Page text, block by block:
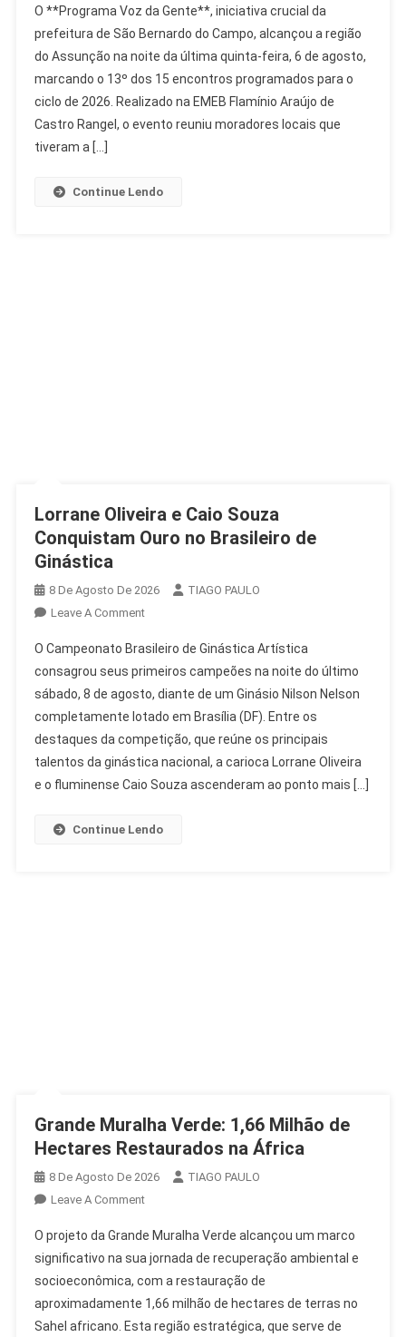
Da
Gente:
Assunção
Registra
Mais
De
O **Programa Voz da Gente**, iniciativa crucial da
prefeitura de São Bernardo do Campo, alcançou a região
do Assunção na noite da última quinta-feira, 6 de agosto,
marcando o 13º dos 15 encontros programados para o
ciclo de 2026. Realizado na EMEB Flamínio Araújo de
Castro Rangel, o evento reuniu moradores locais que
tiveram a […]
Continue Lendo
Lorrane Oliveira e Caio Souza
Conquistam Ouro no Brasileiro de
Ginástica
8 De Agosto De 2026
TIAGO PAULO
Leave A CommentOn
Oliveira
E
Caio
Souza
Conquistam
Ouro
No
O Campeonato Brasileiro de Ginástica Artística
consagrou seus primeiros campeões na noite do último
sábado, 8 de agosto, diante de um Ginásio Nilson Nelson
completamente lotado em Brasília (DF). Entre os
destaques da competição, que reúne os principais
talentos da ginástica nacional, a carioca Lorrane Oliveira
e o fluminense Caio Souza ascenderam ao ponto mais […]
Continue Lendo
Grande Muralha Verde: 1,66 Milhão de
Hectares Restaurados na África
8 De Agosto De 2026
TIAGO PAULO
Leave A CommentOn
Muralha
Verde:
1,66
Milhão
De
O projeto da Grande Muralha Verde alcançou um marco
significativo na sua jornada de recuperação ambiental e
socioeconômica, com a restauração de
aproximadamente 1,66 milhão de hectares de terras no
Sahel africano. Esta região estratégica, que serve de